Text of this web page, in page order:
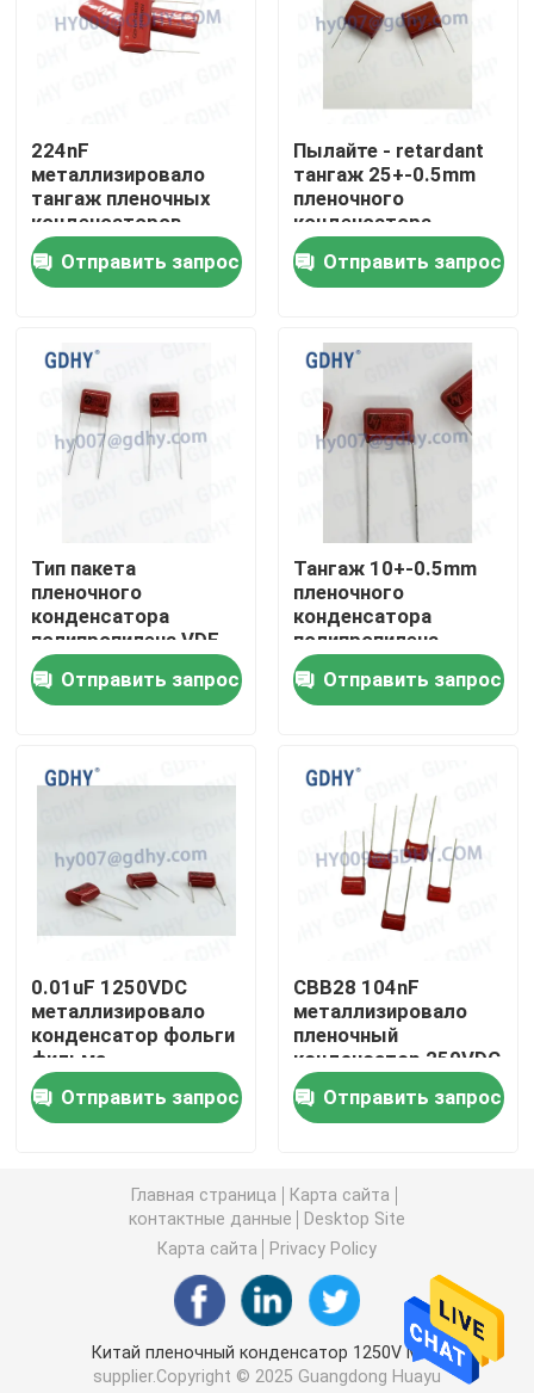
Дом
Продукты
Путешествие фабрики
Проверка качества
Спросите цитату
Конденсатор охлаженный кондукцией
Высокочастотный конденсатор
Конденсатор MKP X2
Осевой аудио пленочный конденсатор
Пленочный конденсатор полипропилена КББ
Пленочный конденсатор силы
Конденсатор охлаженный водой
Конденсатор подогревателя индукции
Конденсатор снеббера IGBT
224nF
металлизировало
тангаж пленочных
конденсаторов
630VDC 15MM
Отправить запрос
Пылайте - retardant
тангаж 25+-0.5mm
пленочного
конденсатора
полипропилена 4.7μF
CBBОтправить запрос
Тип пакета
пленочного
конденсатора
полипропилена VDE
0.27μF CBB
Отправить запрос
Тангаж 10+-0.5mm
пленочного
конденсатора
полипропилена
0.01UF 400VDC CBB
Отправить запрос
0.01uF 1250VDC
металлизировало
конденсатор фольги
фильма
полипропилена
Отправить запрос
CBB28 104nF
металлизировало
пленочный
конденсатор 250VDC
полипропилена
Отправить запрос
Главная страница
Карта сайта
контактные данные
Desktop Site
Карта сайта
Privacy Policy
Китай пленочный конденсатор 1250V MPP
supplier.Copyright © 2025 Guangdong Huayu